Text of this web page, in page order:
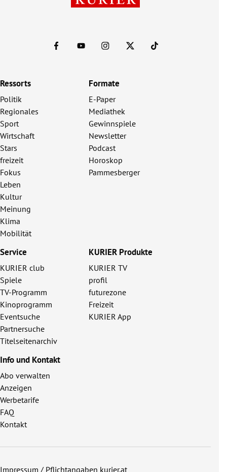
Ressorts
Politik
Regionales
Sport
Wirtschaft
Stars
freizeit
Fokus
Leben
Kultur
Meinung
Klima
Mobilität
Formate
E-Paper
Mediathek
Gewinnspiele
Newsletter
Podcast
Horoskop
Pammesberger
Service
KURIER club
Spiele
TV-Programm
Kinoprogramm
Eventsuche
Partnersuche
Titelseitenarchiv
KURIER Produkte
KURIER TV
profil
futurezone
Freizeit
KURIER App
Info und Kontakt
Abo verwalten
Anzeigen
Werbetarife
FAQ
Kontakt
Impressum / Pflichtangaben kurier.at